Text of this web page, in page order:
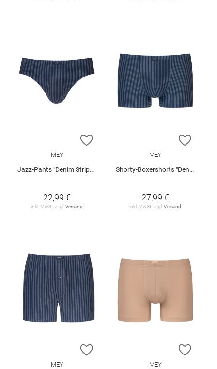
ZUR WUNSCHLISTE HINZUFÜGEN
MEY
Jazz-Pants "Denim Stripes"
22,99 €
inkl. MwSt. zzgl.Versand
ZUR
MEY
Shorty-Boxershorts "Denim Stripes"
27,99 €
inkl. MwSt. zzgl.Versand
ZUR WUNSCHLISTE HINZUFÜGEN
MEY
ZUR
MEY